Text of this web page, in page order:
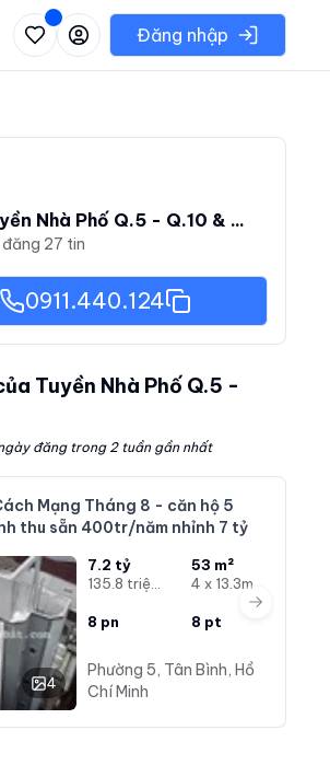
vực có thể chọnĐăng nhập
Nhà Phố Q.5 - Q.10 & ...
27 tin
0911.440.124
Tuyền Nhà Phố Q.5 -
đăng trong 2 tuần gần nhất
Mạng Tháng 8 - căn hộ 5
thu sẵn 400tr/năm nhỉnh 7 tỷ
4
7.2 tỷ
53 m²
4 x 13.3m
8 pn 8 pt
Phường 5, Tân Bình, Hồ
Chí Minh
slide Next slide